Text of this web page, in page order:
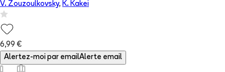
V. Zouzoulkovsky, K. Kakei
6,99 €
Alertez-moi par emailAlerte email